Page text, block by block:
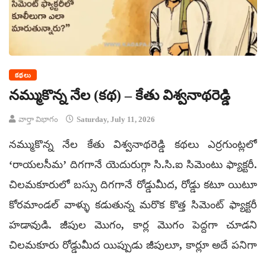
కథలు
నమ్ముకొన్న నేల (కథ) – కేతు విశ్వనాథరెడ్డి
వార్తా విభాగం Saturday, July 11, 2026
నమ్ముకొన్న నేల కేతు విశ్వనాథరెడ్డి కథలు ఎర్రగుంట్లలో
‘రాయలసీమ’ దిగగానే యెదురుగ్గా సి.సి.ఐ సిమెంటు ఫ్యాక్టరీ.
చిలమకూరులో బస్సు దిగగానే రోడ్డుమీద, రోడ్డు కటూ యిటూ
కోరమాండల్ వాళ్ళు కడుతున్న మరొక కొత్త సిమెంట్ ఫ్యాక్టరీ
హడావుడి. జీపుల మొగం, కార్ల మొగం పెద్దగా చూడని
చిలమకూరు రోడ్డుమీద యిప్పుడు జీపులూ, కార్లూ అదే పనిగా